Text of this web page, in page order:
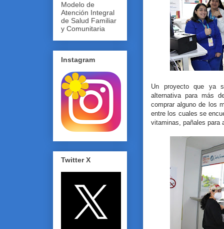
Un proyecto que ya
alternativa para más
comprar alguno de los
entre los cuales se
vitaminas, pañales para
Modelo de
Atención Integral
de Salud Familiar
y Comunitaria
Instagram
Twitter X